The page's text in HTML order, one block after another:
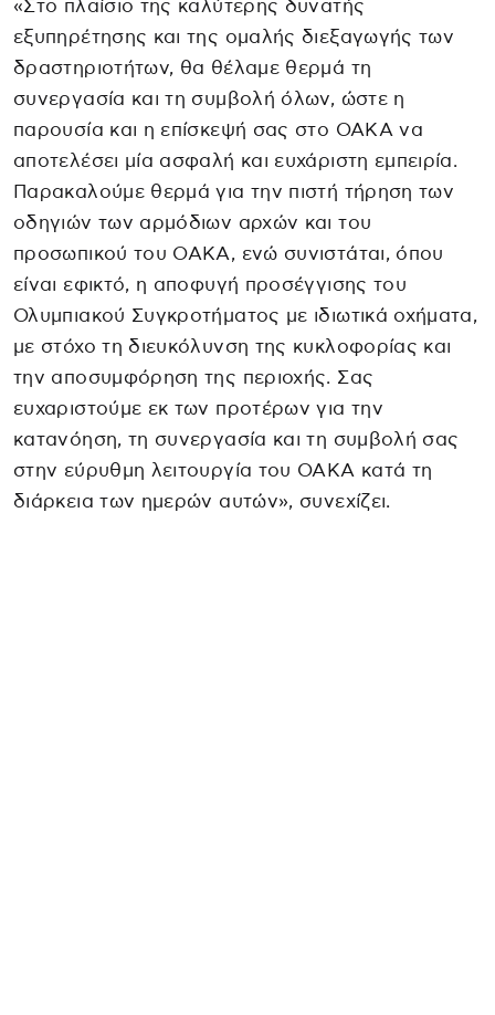
«Στο πλαίσιο της καλύτερης δυνατής
εξυπηρέτησης και της ομαλής διεξαγωγής των
δραστηριοτήτων, θα θέλαμε θερμά τη
συνεργασία και τη συμβολή όλων, ώστε η
παρουσία και η επίσκεψή σας στο ΟΑΚΑ να
αποτελέσει μία ασφαλή και ευχάριστη εμπειρία.
Παρακαλούμε θερμά για την πιστή τήρηση των
οδηγιών των αρμόδιων αρχών και του
προσωπικού του ΟΑΚΑ, ενώ συνιστάται, όπου
είναι εφικτό, η αποφυγή προσέγγισης του
Ολυμπιακού Συγκροτήματος με ιδιωτικά οχήματα,
με στόχο τη διευκόλυνση της κυκλοφορίας και
την αποσυμφόρηση της περιοχής. Σας
ευχαριστούμε εκ των προτέρων για την
κατανόηση, τη συνεργασία και τη συμβολή σας
στην εύρυθμη λειτουργία του ΟΑΚΑ κατά τη
διάρκεια των ημερών αυτών», συνεχίζει.